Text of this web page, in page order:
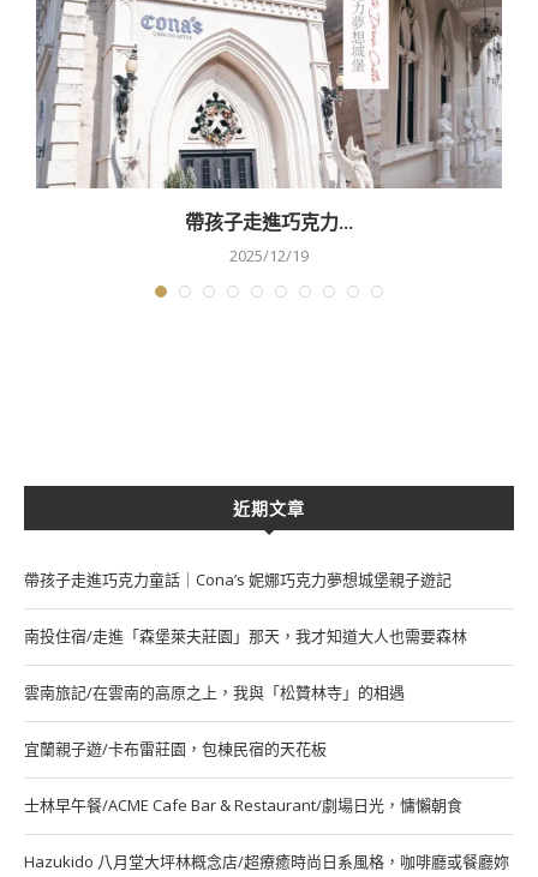
帶孩子走進巧克力...
2025/12/19
近期文章
帶孩子走進巧克力童話｜Cona’s 妮娜巧克力夢想城堡親子遊記
南投住宿/走進「森堡萊夫莊園」那天，我才知道大人也需要森林
雲南旅記/在雲南的高原之上，我與「松贊林寺」的相遇
宜蘭親子遊/卡布雷莊園，包棟民宿的天花板
士林早午餐/ACME Cafe Bar & Restaurant/劇場日光，慵懶朝食
Hazukido 八月堂大坪林概念店/超療癒時尚日系風格，咖啡廳或餐廳妳